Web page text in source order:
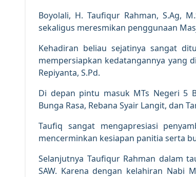
Boyolali, H. Taufiqur Rahman, S.Ag,
sekaligus meresmikan penggunaan
Kehadiran beliau sejatinya sangat
mempersiapkan kedatangannya yang
Repiyanta, S.Pd.
Di depan pintu masuk MTs Negeri 5
Bunga Rasa, Rebana Syair Langit, dan
Taufiq sangat mengapresiasi
mencerminkan kesiapan panitia serta
Selanjutnya Taufiqur Rahman dalam
SAW. Karena dengan kelahiran Nabi